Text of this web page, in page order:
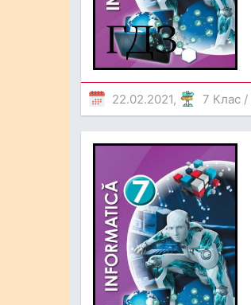
22.02.2021, 7 Клас /